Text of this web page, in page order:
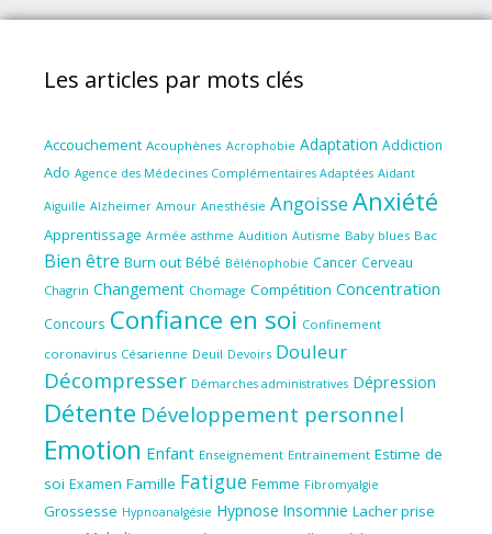
Les articles par mots clés
Accouchement Acouphènes Acrophobie Adaptation Addiction
Ado Agence des Médecines Complémentaires Adaptées Aidant
Aiguille Alzheimer Amour Anesthésie Angoisse Anxiété
Apprentissage Armée asthme Audition Autisme Baby blues Bac
Bien être Burn out Bébé Bélénophobie Cancer Cerveau
Chagrin Changement Chomage Compétition Concentration
Concours Confiance en soi Confinement
coronavirus Césarienne Deuil Devoirs Douleur
Décompresser Démarches administratives Dépression
Détente Développement personnel
Emotion Enfant Enseignement Entrainement Estime de
soi Examen Famille Fatigue Femme Fibromyalgie
Grossesse Hypnoanalgésie Hypnose Insomnie Lacher prise